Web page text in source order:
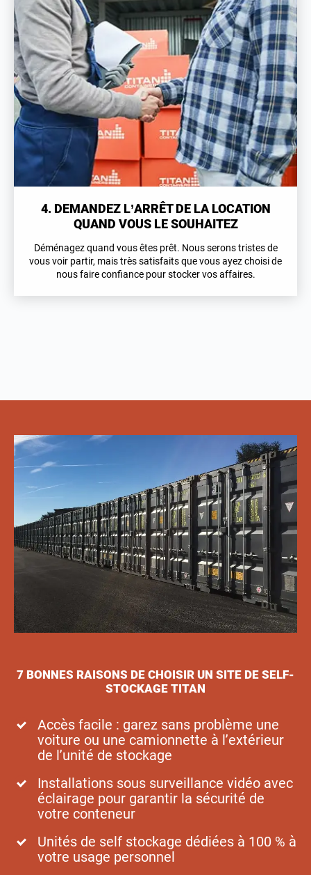
4. DEMANDEZ L’ARRÊT DE LA LOCATION
QUAND VOUS LE SOUHAITEZ
Déménagez quand vous êtes prêt. Nous serons tristes de
vous voir partir, mais très satisfaits que vous ayez choisi de
nous faire confiance pour stocker vos affaires.
7 BONNES RAISONS DE CHOISIR UN SITE DE SELF-
STOCKAGE TITAN
Accès facile : garez sans problème une
voiture ou une camionnette à l’extérieur
de l’unité de stockage
Installations sous surveillance vidéo avec
éclairage pour garantir la sécurité de
votre conteneur
Unités de self stockage dédiées à 100 % à
votre usage personnel